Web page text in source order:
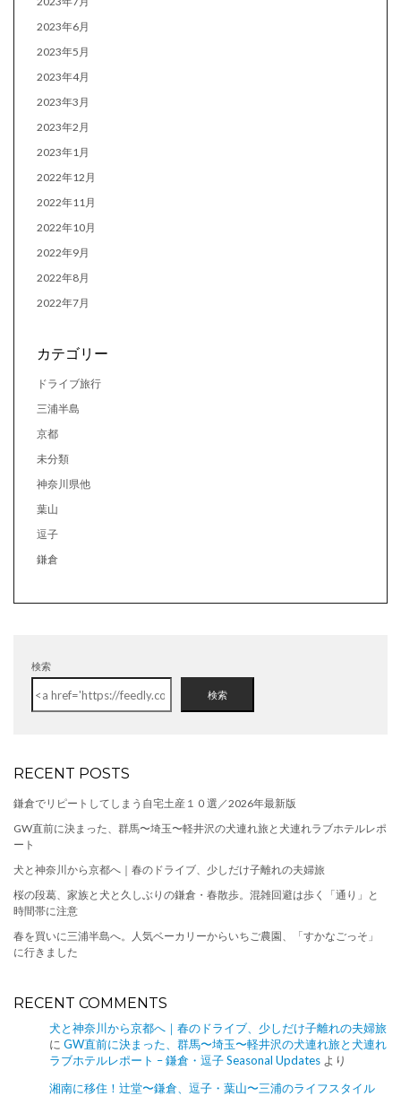
2023年6月
2023年5月
2023年4月
2023年3月
2023年2月
2023年1月
2022年12月
2022年11月
2022年10月
2022年9月
2022年8月
2022年7月
カテゴリー
ドライブ旅行
三浦半島
京都
未分類
神奈川県他
葉山
逗子
鎌倉
検索
検索
RECENT POSTS
鎌倉でリピートしてしまう自宅土産１０選／2026年最新版
GW直前に決まった、群馬〜埼玉〜軽井沢の犬連れ旅と犬連れラブホテルレポ
ート
犬と神奈川から京都へ｜春のドライブ、少しだけ子離れの夫婦旅
桜の段葛、家族と犬と久しぶりの鎌倉・春散歩。混雑回避は歩く「通り」と
時間帯に注意
春を買いに三浦半島へ。人気ベーカリーからいちご農園、「すかなごっそ」
に行きました
RECENT COMMENTS
犬と神奈川から京都へ｜春のドライブ、少しだけ子離れの夫婦旅
に GW直前に決まった、群馬〜埼玉〜軽井沢の犬連れ旅と犬連れ
ラブホテルレポート – 鎌倉・逗子 Seasonal Updates より
湘南に移住！辻堂〜鎌倉、逗子・葉山〜三浦のライフスタイル